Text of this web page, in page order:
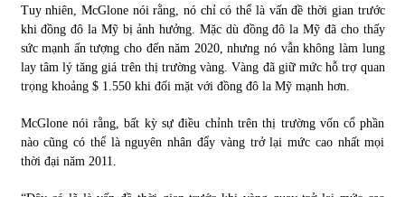
Tuy nhiên, McGlone nói rằng, nó chỉ có thể là vấn đề thời gian trước
khi đồng đô la Mỹ bị ảnh hưởng. Mặc dù đồng đô la Mỹ đã cho thấy
sức mạnh ấn tượng cho đến năm 2020, nhưng nó vẫn không làm lung
lay tâm lý tăng giá trên thị trường vàng. Vàng đã giữ mức hỗ trợ quan
trọng khoảng $ 1.550 khi đối mặt với đồng đô la Mỹ mạnh hơn.
McGlone nói rằng, bất kỳ sự điều chỉnh trên thị trường vốn cổ phần
nào cũng có thể là nguyên nhân đẩy vàng trở lại mức cao nhất mọi
thời đại năm 2011.